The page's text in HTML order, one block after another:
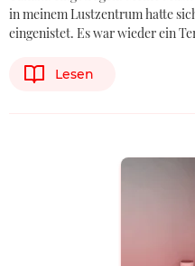
in meinem Lustzentrum hatte
eingenistet. Es war wieder ein
Lesen